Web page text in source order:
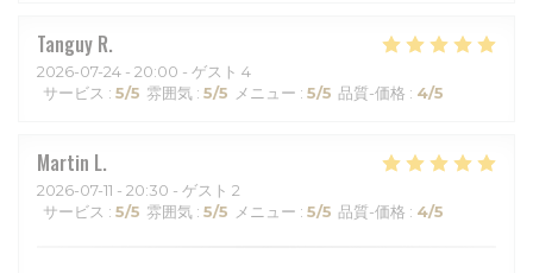
Tanguy R
2026-07-24 - 20:00 - ゲスト 4
サービス : 5/5 雰囲気 : 5/5 メニュー : 5/5 品質-価格 : 4/5
Martin L
2026-07-11 - 20:30 - ゲスト 2
サービス : 5/5 雰囲気 : 5/5 メニュー : 5/5 品質-価格 : 4/5